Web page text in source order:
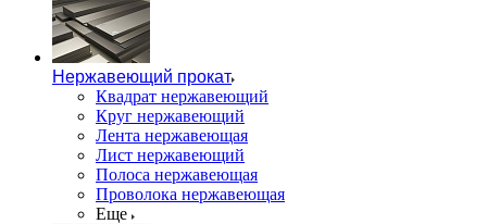
Нержавеющий прокат
Квадрат нержавеющий
Круг нержавеющий
Лента нержавеющая
Лист нержавеющий
Полоса нержавеющая
Проволока нержавеющая
Еще